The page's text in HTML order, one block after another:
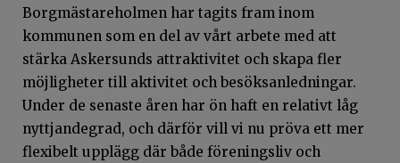
Borgmästareholmen har tagits fram inom
kommunen som en del av vårt arbete med att
stärka Askersunds attraktivitet och skapa fler
möjligheter till aktivitet och besöksanledningar.
Under de senaste åren har ön haft en relativt låg
nyttjandegrad, och därför vill vi nu pröva ett mer
flexibelt upplägg där både föreningsliv och